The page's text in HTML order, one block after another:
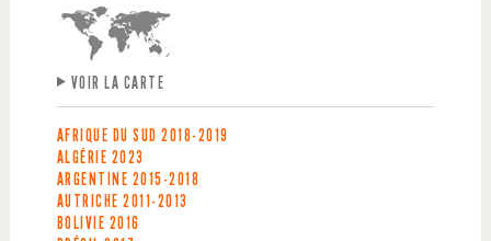
VOIR LA CARTE
AFRIQUE DU SUD 2018-2019
ALGÉRIE 2023
ARGENTINE 2015-2018
AUTRICHE 2011-2013
BOLIVIE 2016